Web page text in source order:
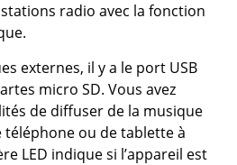
radio avec la fonction
externes, il y a le port USB
micro SD. Vous avez
de diffuser de la musique
téléphone ou de tablette à
LED indique si l’appareil est